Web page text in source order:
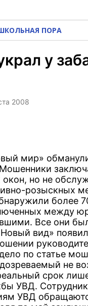
ПОРА
у
2008
мир»
но не
розыскных
более
между
Все они
вид»
по статье
не
срок
УВД.
УВД